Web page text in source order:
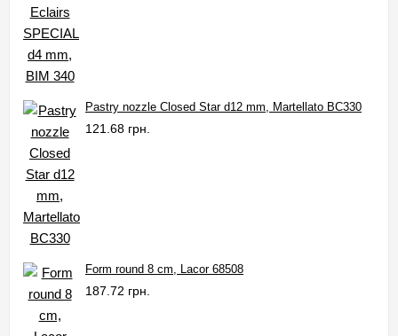
Pastry nozzle Closed Star d12 mm, Martellato BC330
121.68 грн.
Form round 8 cm, Lacor 68508
187.72 грн.